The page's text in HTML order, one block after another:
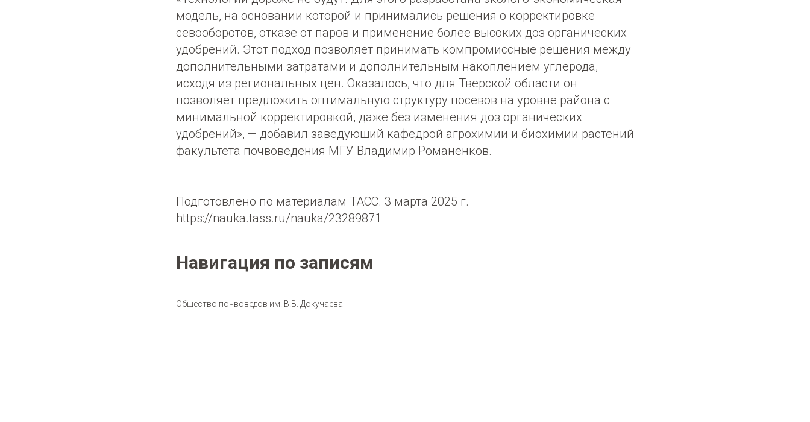
модель, на основании которой и принимались решения о корректировке
севооборотов, отказе от паров и применение более высоких доз органических
удобрений. Этот подход позволяет принимать компромиссные решения между
дополнительными затратами и дополнительным накоплением углерода,
исходя из региональных цен. Оказалось, что для Тверской области он
позволяет предложить оптимальную структуру посевов на уровне района с
минимальной корректировкой, даже без изменения доз органических
удобрений», — добавил заведующий кафедрой агрохимии и биохимии растений
факультета почвоведения МГУ Владимир Романенков.
Подготовлено по материалам ТАСС. 3 марта 2025 г.
https://nauka.tass.ru/nauka/23289871
Навигация по записям
Общество почвоведов им. В.В. Докучаева